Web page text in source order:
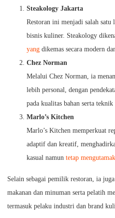
Steakology Jakarta
Restoran ini menjadi salah satu
bisnis kuliner. Steakology
yang dikemas secara modern
Chez Norman
Melalui Chez Norman, ia
lebih personal, dengan
pada kualitas bahan serta teknik
Marlo’s Kitchen
Marlo’s Kitchen memperkuat
adaptif dan kreatif,
kasual namun tetap
Selain sebagai pemilik restoran, ia
makanan dan minuman serta pelatih
termasuk pelaku industri dan brand